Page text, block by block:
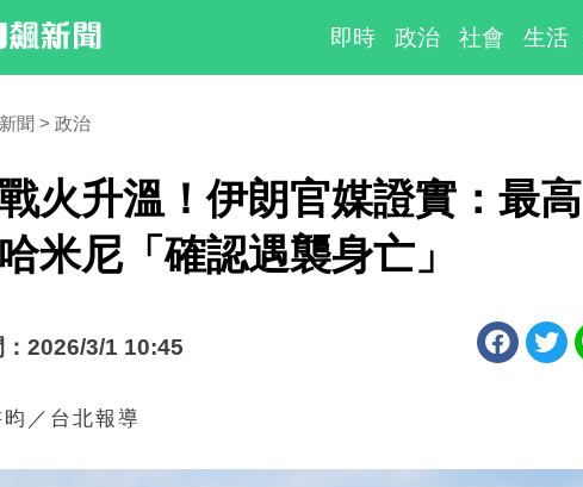
即時 政治 社會 生活
聞 政治
火升溫！伊朗官媒證實：最高
米尼「確認遇襲身亡」
：2026/3/1 10:45
／台北報導